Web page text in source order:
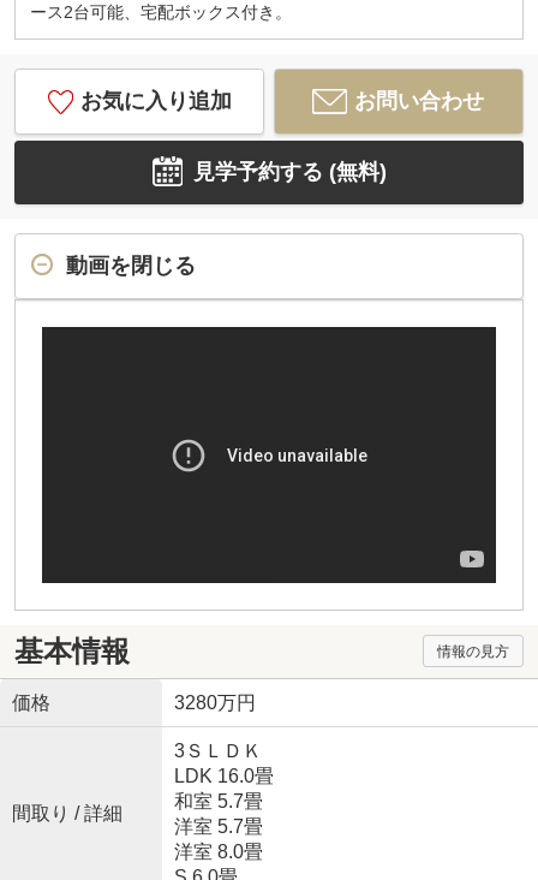
ース2台可能、宅配ボックス付き。
お気に入り追加 お問い合わせ
見学予約する (無料)
動画を閉じる
基本情報 情報の見方
価格 3280万円
間取り / 詳細
3ＳＬＤＫ
LDK 16.0畳
和室 5.7畳
洋室 5.7畳
洋室 8.0畳